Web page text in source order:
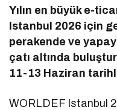
Yılın en büyük e-
Istanbul 2026 için
perakende ve
çatı altında
11-13 Haziran
WORLDEF Istanbul